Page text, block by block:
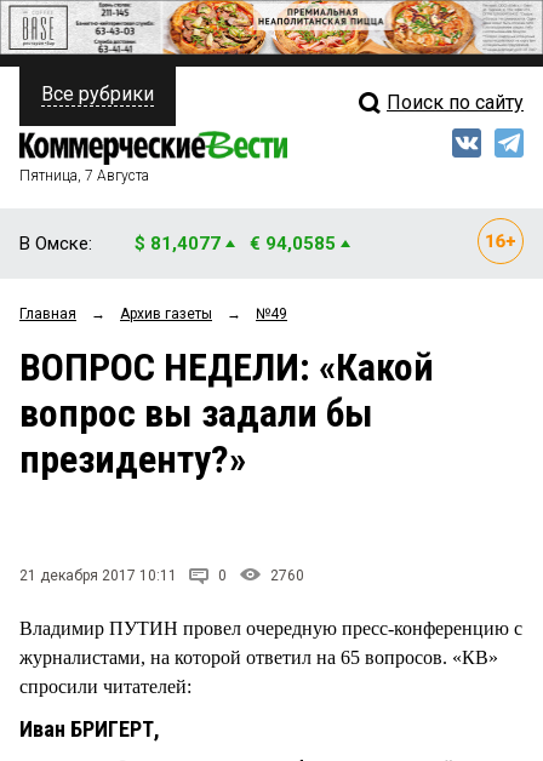
ПОЛИТИКА
ФИНАНСЫ
ОБЩЕСТВО
ЗАКОН
НОВОСТИ КОМПАНИЙ
Свежий выпуск
Рейтинги
Блоги
Все рубрики Поиск по сайту
Пятница, 7 Августа
В Омске: $ 81,4077 € 94,0585
Главная → Архив газеты → №49
ВОПРОС НЕДЕЛИ: «Какой
вопрос вы задали бы
президенту?»
21 декабря 2017 10:11 0 2760
Владимир ПУТИН провел очередную пресс-конференцию с
журналистами, на которой ответил на 65 вопросов. «КВ»
спросили читателей:
Иван БРИГЕРТ,